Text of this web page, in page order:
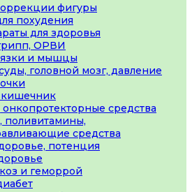
фигуры
похудения
для здоровья
ОРВИ
и мышцы
головной мозг, давление
средства
поливитамины,
средства
потенция
и геморрой